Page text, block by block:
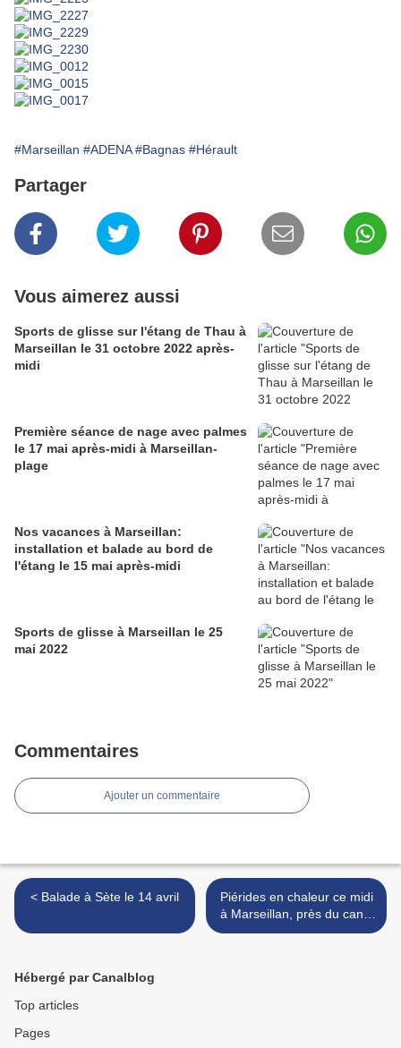
#Marseillan #ADENA #Bagnas #Hérault
Partager
Vous aimerez aussi
Sports de glisse sur l'étang de Thau à
Marseillan le 31 octobre 2022 après-
midi
Première séance de nage avec palmes
le 17 mai après-midi à Marseillan-
plage
Nos vacances à Marseillan:
installation et balade au bord de
l'étang le 15 mai après-midi
Sports de glisse à Marseillan le 25
mai 2022
Commentaires
Ajouter un commentaire
< Balade à Sète le 14 avril
Piérides en chaleur ce midi
à Marseillan, près du canal
du Midi >
Hébergé par Canalblog
Top articles
Pages